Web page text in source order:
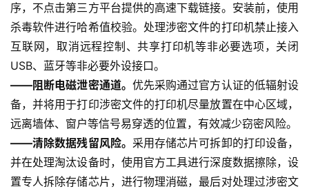
序，不点击第三方平台提供的高速下载链接。安装前，使用
杀毒软件进行哈希值校验。处理涉密文件的打印机禁止接入
互联网，取消远程控制、共享打印机等非必要选项，关闭
USB、蓝牙等非必要外设接口。
——阻断电磁泄密通道。 优先采购通过官方认证的低辐射设
备，并将用于打印涉密文件的打印机尽量放置在中心区域，
远离墙体、窗户等信号易穿透的位置，有效减少窃密风险。
——清除数据残留风险。 采用存储芯片可拆卸的打印设备，
并在处理淘汰设备时，使用官方工具进行深度数据擦除，设
置专人拆除存储芯片，进行物理消磁，最后对处理过涉密文